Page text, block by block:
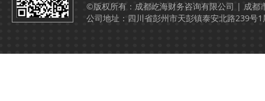
©版权所有：成都屹海财务咨询有限公司 | 成都
公司地址：四川省彭州市天彭镇泰安北路239号